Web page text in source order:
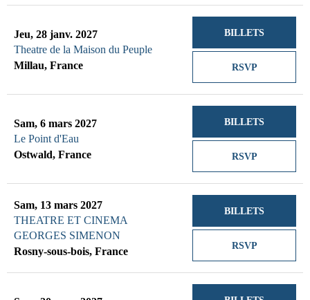
Jeu, 28 janv. 2027
Theatre de la Maison du Peuple
Millau, France
RSVP
BILLETS
Sam, 6 mars 2027
Le Point d'Eau
Ostwald, France
RSVP
BILLETS
Sam, 13 mars 2027
THEATRE ET CINEMA
GEORGES SIMENON
Rosny-sous-bois, France
RSVP
BILLETS